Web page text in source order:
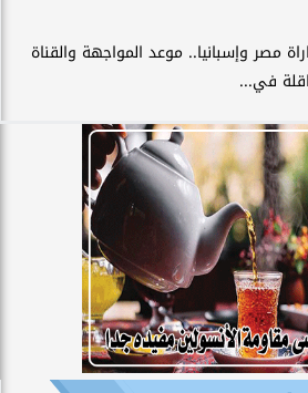
مصر وإسبانيا.. موعد المواجهة والقناة
في...